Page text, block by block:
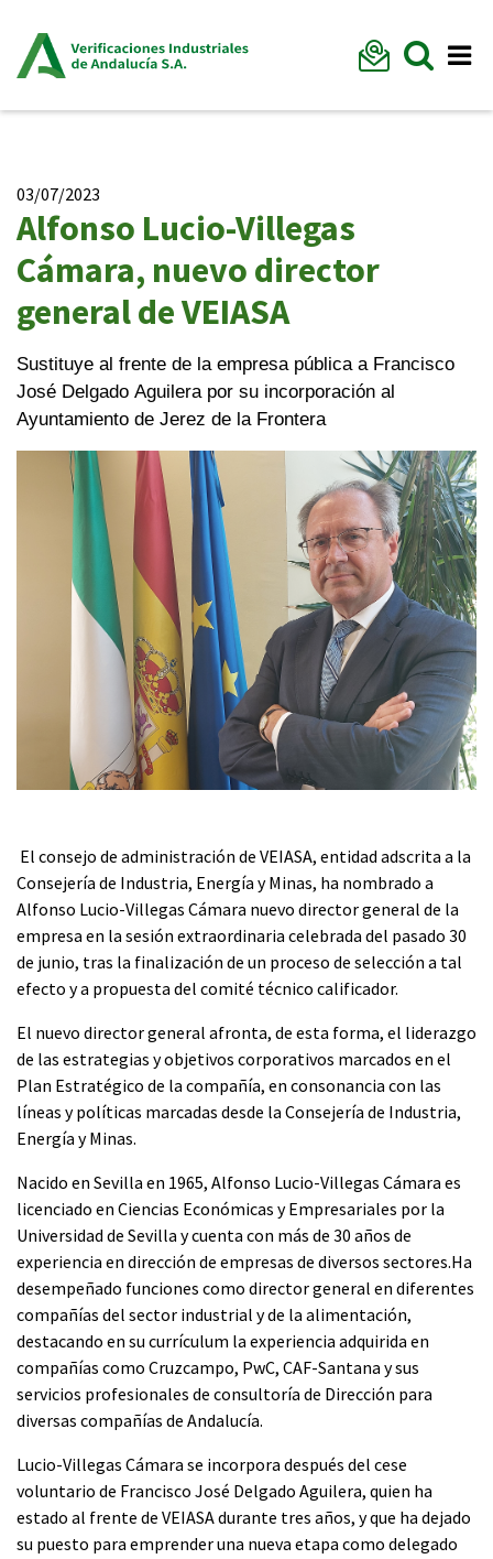
03/07/2023
Alfonso Lucio-Villegas
Cámara, nuevo director
general de VEIASA
Sustituye al frente de la empresa pública a Francisco
José Delgado Aguilera por su incorporación al
Ayuntamiento de Jerez de la Frontera
El consejo de administración de VEIASA, entidad adscrita a la
Consejería de Industria, Energía y Minas, ha nombrado a
Alfonso Lucio-Villegas Cámara nuevo director general de la
empresa en la sesión extraordinaria celebrada del pasado 30
de junio, tras la finalización de un proceso de selección a tal
efecto y a propuesta del comité técnico calificador.
El nuevo director general afronta, de esta forma, el liderazgo
de las estrategias y objetivos corporativos marcados en el
Plan Estratégico de la compañía, en consonancia con las
líneas y políticas marcadas desde la Consejería de Industria,
Energía y Minas.
Nacido en Sevilla en 1965, Alfonso Lucio-Villegas Cámara es
licenciado en Ciencias Económicas y Empresariales por la
Universidad de Sevilla y cuenta con más de 30 años de
experiencia en dirección de empresas de diversos sectores.Ha
desempeñado funciones como director general en diferentes
compañías del sector industrial y de la alimentación,
destacando en su currículum la experiencia adquirida en
compañías como Cruzcampo, PwC, CAF-Santana y sus
servicios profesionales de consultoría de Dirección para
diversas compañías de Andalucía.
Lucio-Villegas Cámara se incorpora después del cese
voluntario de Francisco José Delgado Aguilera, quien ha
estado al frente de VEIASA durante tres años, y que ha dejado
su puesto para emprender una nueva etapa como delegado